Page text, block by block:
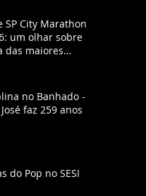
SP City Marathon
um olhar sobre
das maiores
no Banhado -
faz 259 anos
do Pop no SESI